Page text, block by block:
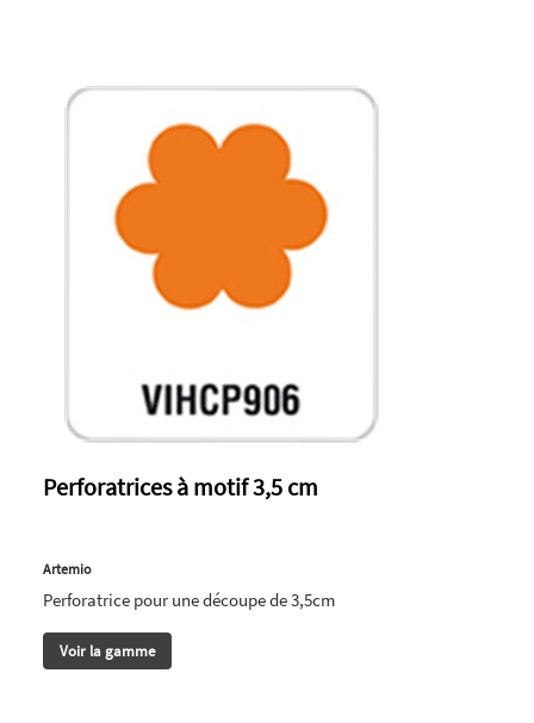
Perforatrices à motif 3,5 cm
Artemio
Perforatrice pour une découpe de 3,5cm
Voir la gamme